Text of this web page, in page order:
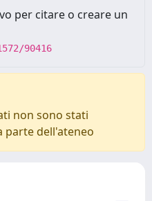
per citare o creare un
90416
non sono stati
parte dell'ateneo